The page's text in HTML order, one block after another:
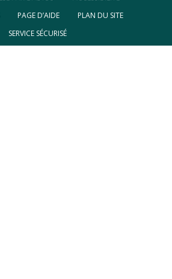
PAGE D’AIDE
PLAN DU SITE
SERVICE SÉCURISÉ